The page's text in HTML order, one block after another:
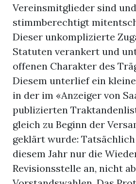
Vereinsmitglieder sind und
stimmberechtigt
Dieser unkomplizierte
Statuten verankert und
offenen Charakter des
Diesem unterlief ein
in der im «Anzeiger von
publizierten
gleich zu Beginn der
geklärt wurde:
diesem Jahr nur die
Revisionsstelle an, nicht